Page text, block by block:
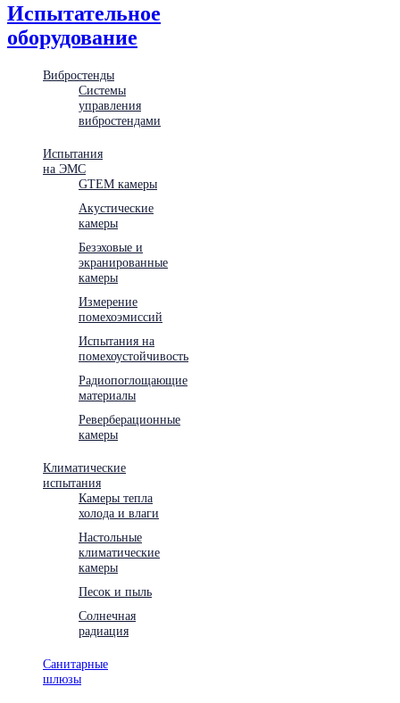
Испытательное
оборудование
Вибростенды
Системы
управления
вибростендами
Испытания
на ЭМС
GTEM камеры
Акустические
камеры
Безэховые и
экранированные
камеры
Измерение
помехоэмиссий
Испытания на
помехоустойчивость
Радиопоглощающие
материалы
Реверберационные
камеры
Климатические
испытания
Камеры тепла
холода и влаги
Настольные
климатические
камеры
Песок и пыль
Солнечная
радиация
Санитарные
шлюзы